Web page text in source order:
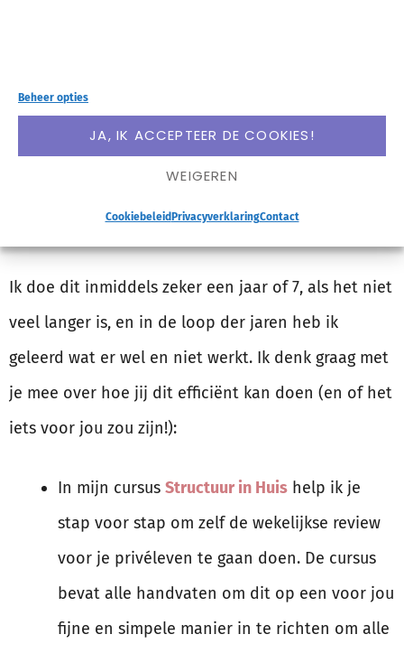
Beheer opties
JA, IK ACCEPTEER DE COOKIES!
WEIGEREN
CookiebeleidPrivacyverklaringContact
een wekelijkse review, zie deze mail dan als seintje
om jezelf af te vragen: Werkt deze nog goed voor
verbeteren aan hoe je dit aanpakt?
Ik doe dit inmiddels zeker een jaar of 7, als het niet
veel langer is, en in de loop der jaren heb ik
geleerd wat er wel en niet werkt. Ik denk graag met
je mee over hoe jij dit efficiënt kan doen (en of het
iets voor jou zou zijn!):
In mijn cursus Structuur in Huis help ik je
stap voor stap om zelf de wekelijkse review
voor je privéleven te gaan doen. De cursus
bevat alle handvaten om dit op een voor jou
fijne en simpele manier in te richten om alle